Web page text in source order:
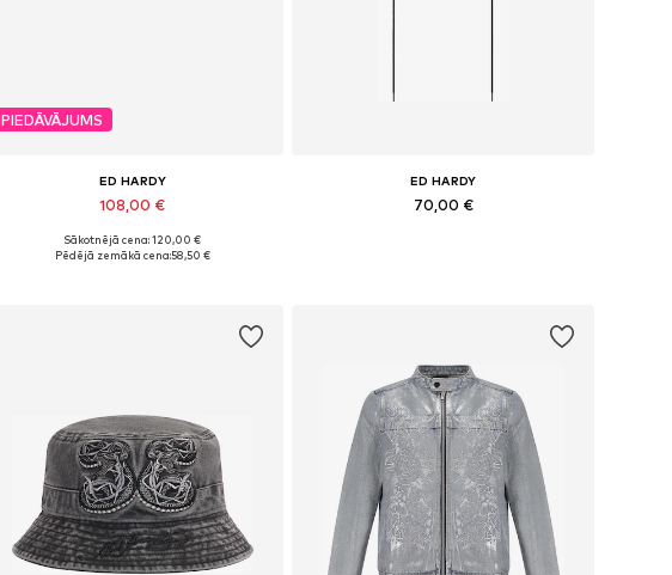
PIEDĀVĀJUMS
ED HARDY
108,00 €
Pieejamie izmēri: 36, 37, 38, 39, 40, 41
Sākotnējā cena: 120,00 €
Pēdējā zemākā cena:58,50 €
ED HARDY
70,00 €